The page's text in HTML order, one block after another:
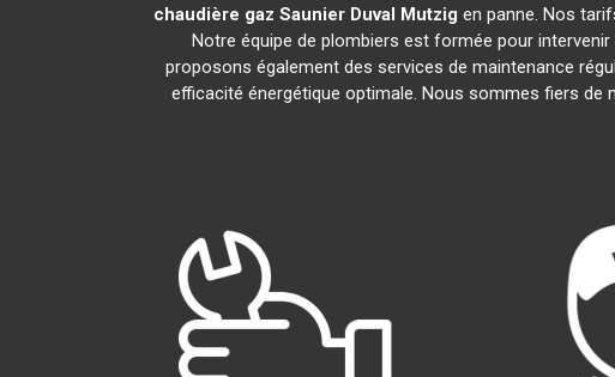
chaudière gaz Saunier Duval Mutzig en panne. Nos
Notre équipe de plombiers est formée pour
proposons également des services de maintenance
efficacité énergétique optimale. Nous sommes fiers